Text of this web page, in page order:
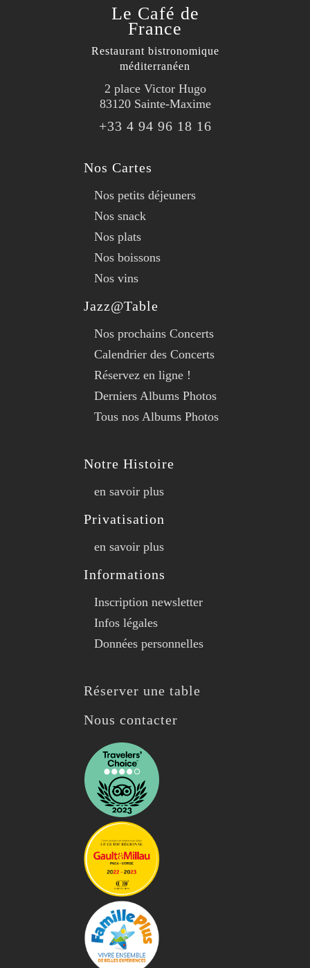
Le Café de
France
Restaurant bistronomique
méditerranéen
2 place Victor Hugo
83120 Sainte-Maxime
+33 4 94 96 18 16
Nos Cartes
Nos petits déjeuners
Nos snack
Nos plats
Nos boissons
Nos vins
Jazz@Table
Nos prochains Concerts
Calendrier des Concerts
Réservez en ligne !
Derniers Albums Photos
Tous nos Albums Photos
Notre Histoire
en savoir plus
Privatisation
en savoir plus
Informations
Inscription newsletter
Infos légales
Données personnelles
Réserver une table
Nous contacter